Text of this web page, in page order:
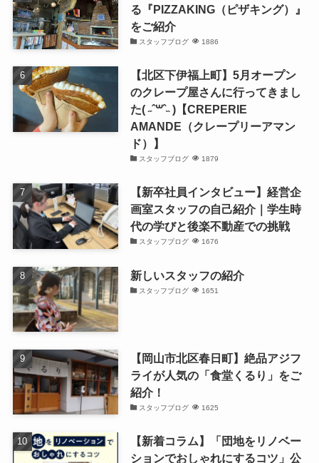
る『PIZZAKING（ピザキング）』
をご紹介
スタッフブログ 1886
【北区下伊福上町】5月オープン
のクレープ屋さんに行ってきまし
た( ˶ˆ꒳ˆ˵ )【CREPERIE
AMANDE（クレープリーアマン
ド）】
スタッフブログ 1879
【新卒社員インタビュー】経営企
画室スタッフの自己紹介｜学生時
代の学びと後楽不動産での挑戦
スタッフブログ 1676
新しいスタッフの紹介
スタッフブログ 1651
【岡山市北区春日町】絶品アジフ
ライが人気の「食堂くるり」をご
紹介！
スタッフブログ 1625
【新着コラム】「団地をリノベー
ションでおしゃれにするコツ」公